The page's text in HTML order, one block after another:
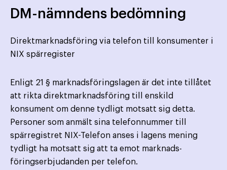
DM-nämndens bedömning
Direktmarknadsföring via telefon till konsumenter i
NIX spärregister
Enligt 21 § marknadsföringslagen är det inte tillåtet
att rikta direktmarknadsföring till enskild
konsument om denne tydligt motsatt sig detta.
Personer som anmält sina telefonnummer till
spärregistret NIX-Telefon anses i lagens mening
tydligt ha motsatt sig att ta emot marknads­
föringserbjudanden per telefon.